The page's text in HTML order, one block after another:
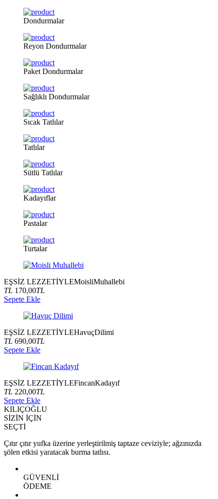
Dondurmalar
Reyon Dondurmalar
Paket Dondurmalar
Sağlıklı Dondurmalar
Sıcak Tatlılar
Tatlılar
Sütlü Tatlılar
Kadayıflar
Pastalar
Turtalar
EŞSİZ LEZZETİYLEMoisliMuhallebi
TL 170,00TL
Sepete Ekle
EŞSİZ LEZZETİYLEHavuçDilimi
TL 690,00TL
Sepete Ekle
EŞSİZ LEZZETİYLEFincanKadayıf
TL 220,00TL
Sepete Ekle
KILIÇOĞLU
SİZİN İÇİN
SEÇTİ
Çıtır çıtır yufka üzerine yerleştirilmiş taptaze ceviziyle; ağzınızda
şölen etkisi yaratacak burma tatlısı.
GÜVENLİ
ÖDEME